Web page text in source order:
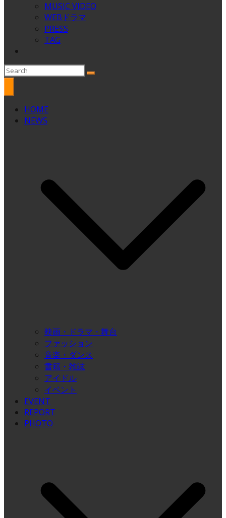
MUSIC VIDEO
WEBドラマ
PRESS
TAG
HOME
NEWS
映画・ドラマ・舞台
ファッション
音楽・ダンス
書籍・雑誌
アイドル
イベント
EVENT
REPORT
PHOTO